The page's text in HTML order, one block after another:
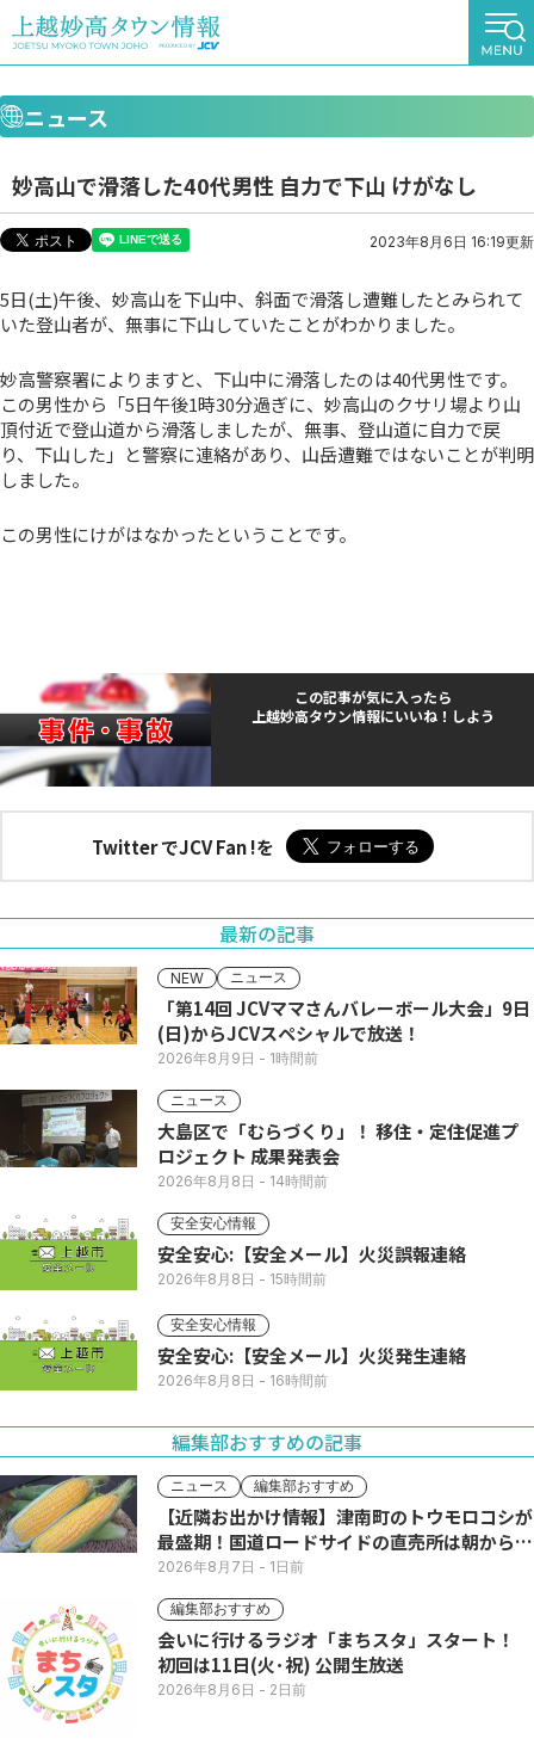
ニュース
妙高山で滑落した40代男性 自力で下山 けがなし
2023年8月6日 16:19更新
5日(土)午後、妙高山を下山中、斜面で滑落し遭難したとみられて
いた登山者が、無事に下山していたことがわかりました。
妙高警察署によりますと、下山中に滑落したのは40代男性です。
この男性から「5日午後1時30分過ぎに、妙高山のクサリ場より山
頂付近で登山道から滑落しましたが、無事、登山道に自力で戻
り、下山した」と警察に連絡があり、山岳遭難ではないことが判明
しました。
この男性にけがはなかったということです。
この記事が気に入ったら
上越妙高タウン情報にいいね！しよう
Twitter でJCV Fan !を
最新の記事
NEW ニュース
「第14回 JCVママさんバレーボール大会」9日
(日)からJCVスペシャルで放送！
2026年8月9日 - 1時間前
ニュース
大島区で「むらづくり」！ 移住・定住促進プ
ロジェクト 成果発表会
2026年8月8日 - 14時間前
安全安心情報
安全安心:【安全メール】火災誤報連絡
2026年8月8日 - 15時間前
安全安心情報
安全安心:【安全メール】火災発生連絡
2026年8月8日 - 16時間前
編集部おすすめの記事
ニュース 編集部おすすめ
【近隣お出かけ情報】津南町のトウモロコシが
最盛期！国道ロードサイドの直売所は朝から長
い列
2026年8月7日 - 1日前
編集部おすすめ
会いに行けるラジオ「まちスタ」スタート！
初回は11日(火･祝) 公開生放送
2026年8月6日 - 2日前